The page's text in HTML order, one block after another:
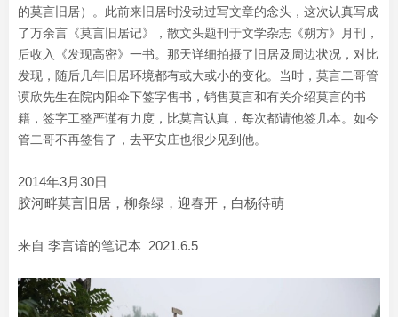
的莫言旧居）。此前来旧居时没动过写文章的念头，这次认真写成
了万余言《莫言旧居记》，散文头题刊于文学杂志《朔方》月刊，
后收入《发现高密》一书。那天详细拍摄了旧居及周边状况，对比
发现，随后几年旧居环境都有或大或小的变化。当时，莫言二哥管
谟欣先生在院内阳伞下签字售书，销售莫言和有关介绍莫言的书
籍，签字工整严谨有力度，比莫言认真，每次都请他签几本。如今
管二哥不再签售了，去平安庄也很少见到他。
2014年3月30日
胶河畔莫言旧居，柳条绿，迎春开，白杨待萌
来自 李言谙的笔记本 2021.6.5